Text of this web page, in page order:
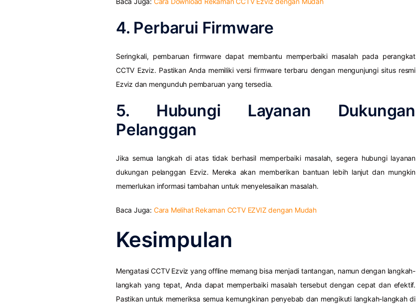
4. Perbarui Firmware
Seringkali, pembaruan firmware dapat membantu memperbaiki masalah pada perangkat
CCTV Ezviz. Pastikan Anda memiliki versi firmware terbaru dengan mengunjungi situs resmi
Ezviz dan mengunduh pembaruan yang tersedia.
5. Hubungi Layanan Dukungan
Pelanggan
Jika semua langkah di atas tidak berhasil memperbaiki masalah, segera hubungi layanan
dukungan pelanggan Ezviz. Mereka akan memberikan bantuan lebih lanjut dan mungkin
memerlukan informasi tambahan untuk menyelesaikan masalah.
Baca Juga: Cara Melihat Rekaman CCTV EZVIZ dengan Mudah
Kesimpulan
Mengatasi CCTV Ezviz yang offline memang bisa menjadi tantangan, namun dengan langkah-
langkah yang tepat, Anda dapat memperbaiki masalah tersebut dengan cepat dan efektif.
Pastikan untuk memeriksa semua kemungkinan penyebab dan mengikuti langkah-langkah di